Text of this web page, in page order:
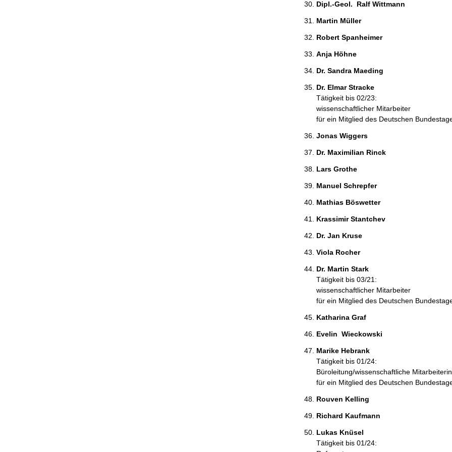
Dipl.-Geol.  Ralf Wittmann
Martin Müller
Robert Spanheimer
Anja Höhne
Dr. Sandra Maeding
Dr. Elmar Stracke
Tätigkeit bis 02/23:
wissenschaftlicher Mitarbeiter
für ein Mitglied des Deutschen
Jonas Wiggers
Dr. Maximilian Rinck
Lars Grothe
Manuel Schrepfer
Mathias Böswetter
Krassimir Stantchev
Dr. Jan Kruse
Viola Rocher
Dr. Martin Stark
Tätigkeit bis 03/21:
wissenschaftlicher Mitarbeiter
für ein Mitglied des Deutschen
Katharina Graf
Evelin  Wieckowski
Marike Hebrank
Tätigkeit bis 01/24:
Büroleitung/wissenschaftliche Mitarbeiterin
für ein Mitglied des Deutschen
Rouven Kelling
Richard Kaufmann
Lukas Knüsel
Tätigkeit bis 01/24: